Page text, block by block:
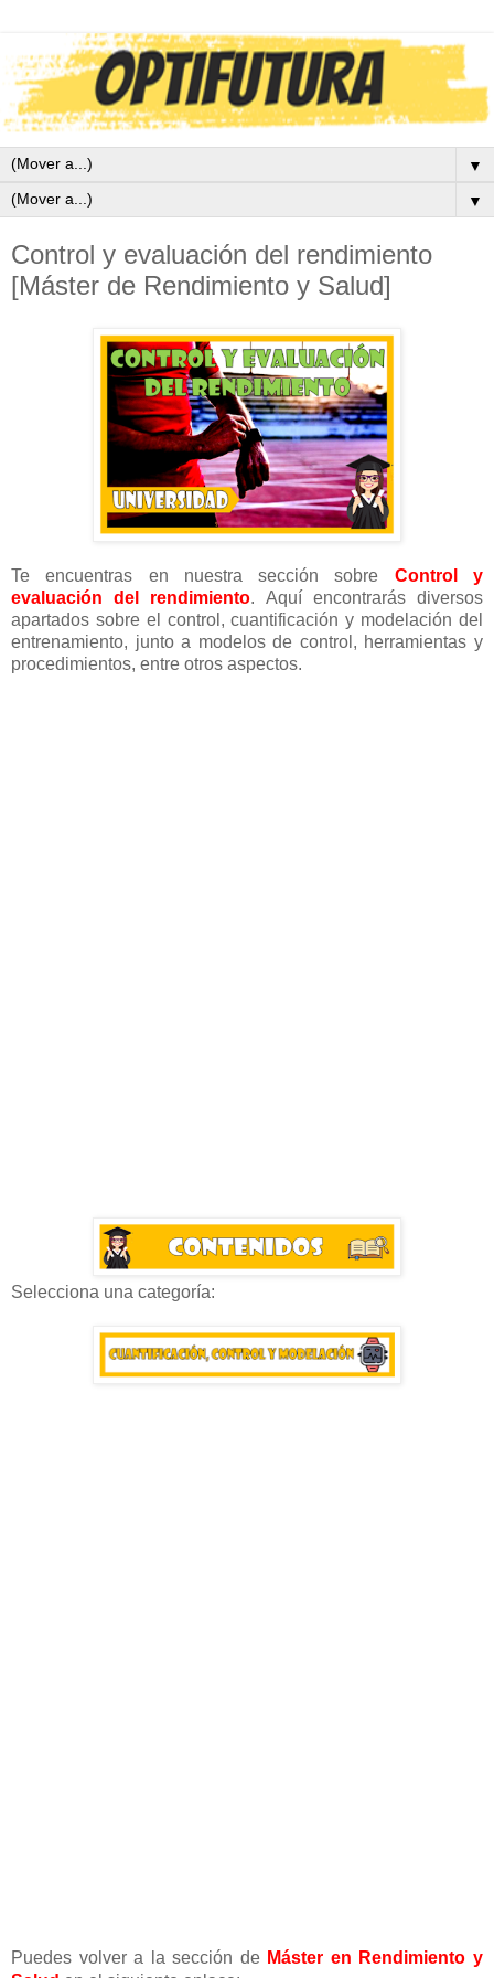
▼
▼
Control y evaluación del rendimiento
[Máster de Rendimiento y Salud]
Te encuentras en nuestra sección sobre Control y
evaluación del rendimiento. Aquí encontrarás diversos
apartados sobre el control, cuantificación y modelación del
entrenamiento, junto a modelos de control, herramientas y
procedimientos, entre otros aspectos.
Selecciona una categoría:
Puedes volver a la sección de Máster en Rendimiento y